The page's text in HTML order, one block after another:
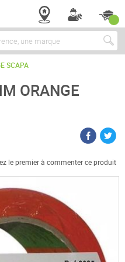
Chercher
SCAPA
ORANGE
le premier à commenter ce produit